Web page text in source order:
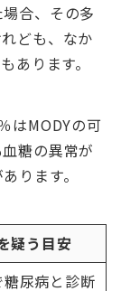
合、その多
ども、なか
あります。
はMODYの可
糖の異常が
ります。
疑う目安
尿病と診断